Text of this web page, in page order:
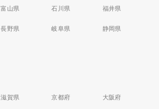
富山県 石川県 福井県
長野県 岐阜県 静岡県
滋賀県 京都府 大阪府